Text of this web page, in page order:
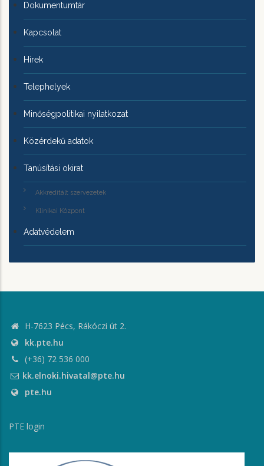
Dokumentumtár
Kapcsolat
Hírek
Telephelyek
Minőségpolitikai nyilatkozat
Közérdekű adatok
Tanúsítási okirat
Akkreditált szervezetek
Klinikai Központ
Adatvédelem
H-7623 Pécs, Rákóczi út 2.
kk.pte.hu
(+36) 72 536 000
kk.elnoki.hivatal@pte.hu
pte.hu
PTE login